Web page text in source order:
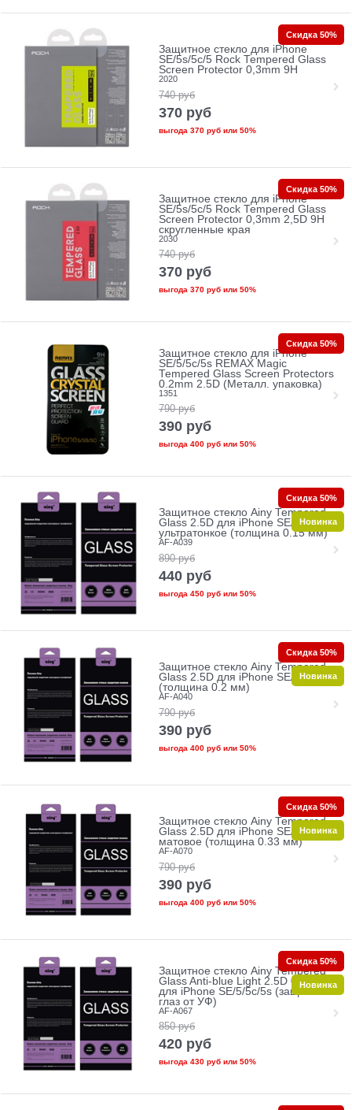
Защитное стекло для iPhone
SE/5s/5с/5 Rock Tempered Glass
Screen Protector 0,3mm 9H
2020
740 руб
370 руб
выгода 370 рубили 50%
Скидка 50%
Защитное стекло для iPhone
SE/5s/5с/5 Rock Tempered Glass
Screen Protector 0,3mm 2,5D 9H
скругленные края
2030
740 руб
370 руб
выгода 370 рубили 50%
Скидка 50%
Защитное стекло для iPhone
SE/5/5c/5s REMAX Magic
Tempered Glass Screen Protectors
0.2mm 2.5D (Металл. упаковка)
1351
790 руб
390 руб
выгода 400 рубили 50%
Скидка 50%
Защитное стекло Ainy Tempered
Glass 2.5D для iPhone SE/5/5c/5s
ультратонкое (толщина 0.15 мм)
AF-A039
890 руб
440 руб
выгода 450 рубили 50%
Скидка 50%
Новинка
Защитное стекло Ainy Tempered
Glass 2.5D для iPhone SE/5/5c/5s
(толщина 0.2 мм)
AF-A040
790 руб
390 руб
выгода 400 рубили 50%
Скидка 50%
Новинка
Защитное стекло Ainy Tempered
Glass 2.5D для iPhone SE/5/5c/5s
матовое (толщина 0.33 мм)
AF-A070
790 руб
390 руб
выгода 400 рубили 50%
Скидка 50%
Новинка
Защитное стекло Ainy Tempered
Glass Anti-blue Light 2.5D 0.33mm
для iPhone SE/5/5c/5s (защита
глаз от УФ)
AF-A067
850 руб
420 руб
выгода 430 рубили 50%
Скидка 50%
Новинка